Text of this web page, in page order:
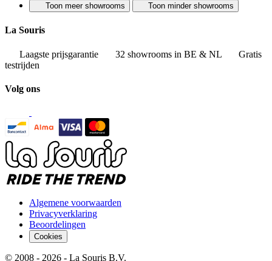
Toon meer showrooms Toon minder showrooms
La Souris
Laagste prijsgarantie 32 showrooms in BE & NL
Gratis
testrijden
Volg ons
Algemene voorwaarden
Privacyverklaring
Beoordelingen
Cookies
© 2008 - 2026 - La Souris B.V.